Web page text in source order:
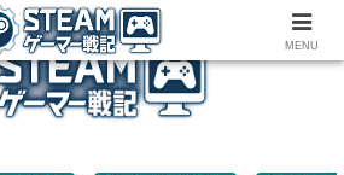
ゲーム関連雑記ブログ
MENU